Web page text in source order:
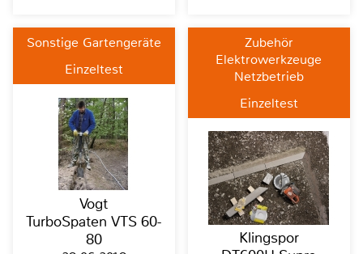
Sonstige Gartengeräte
Einzeltest
Vogt
TurboSpaten VTS 60-
80
Zubehör
Elektrowerkzeuge
Netzbetrieb
Einzeltest
Klingspor